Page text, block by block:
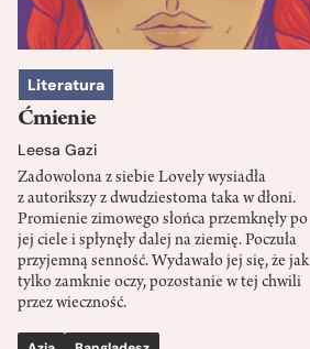
Literatura
Ćmienie
Leesa Gazi
Zadowolona z siebie Lovely wysiadła
z autorikszy z dwudziestoma taka w dłoni.
Promienie zimowego słońca przemknęły po
jej ciele i spłynęły dalej na ziemię. Poczuła
przyjemną senność. Wydawało jej się, że jak
tylko zamknie oczy, pozostanie w tej chwili
przez wieczność.